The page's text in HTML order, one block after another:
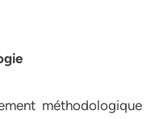
méthodologique